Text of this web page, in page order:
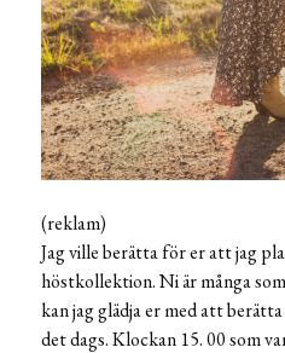
(reklam)
Jag ville berätta för er att jag
höstkollektion. Ni är många
kan jag glädja er med att
det dags. Klockan 15. 00 som